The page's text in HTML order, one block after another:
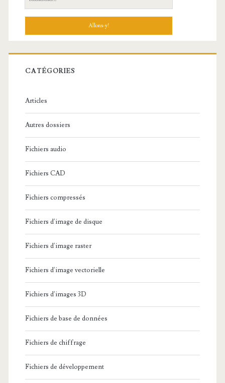
e
h
r
c
:
CATÉGORIES
Articles
Autres dossiers
Fichiers audio
Fichiers CAD
Fichiers compressés
Fichiers d'image de disque
Fichiers d'image raster
Fichiers d'image vectorielle
Fichiers d'images 3D
Fichiers de base de données
Fichiers de chiffrage
Fichiers de développement